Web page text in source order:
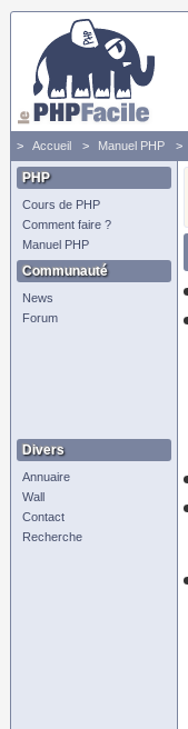
Accueil Manuel PHP
PHP
Cours de PHP
Comment faire ?
Manuel PHP
Communauté
News
Forum
Divers
Annuaire
Wall
Contact
Recherche